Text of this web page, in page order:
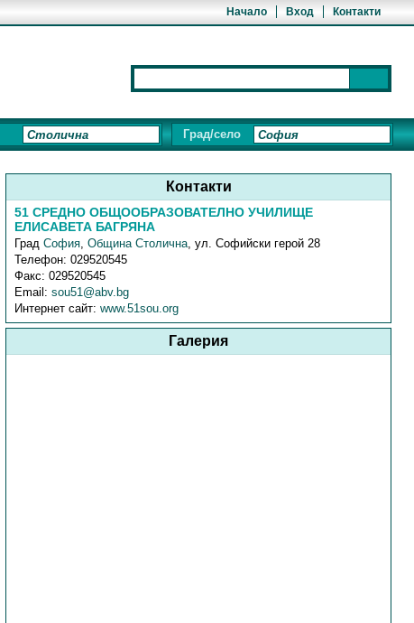
Начало Вход Контакти
Град/село
Контакти
51 СРЕДНО ОБЩООБРАЗОВАТЕЛНО УЧИЛИЩЕ
ЕЛИСАВЕТА БАГРЯНА
Град София, Община Столична, ул. Софийски герой 28
Телефон: 029520545
Факс: 029520545
Email: sou51@abv.bg
Интернет сайт: www.51sou.org
Галерия